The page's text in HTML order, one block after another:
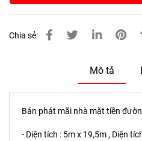
Chia sẻ:
Mô tả
Bán phát mãi nhà mặt tiền
- Diện tích : 5m x 19,5m , Diện